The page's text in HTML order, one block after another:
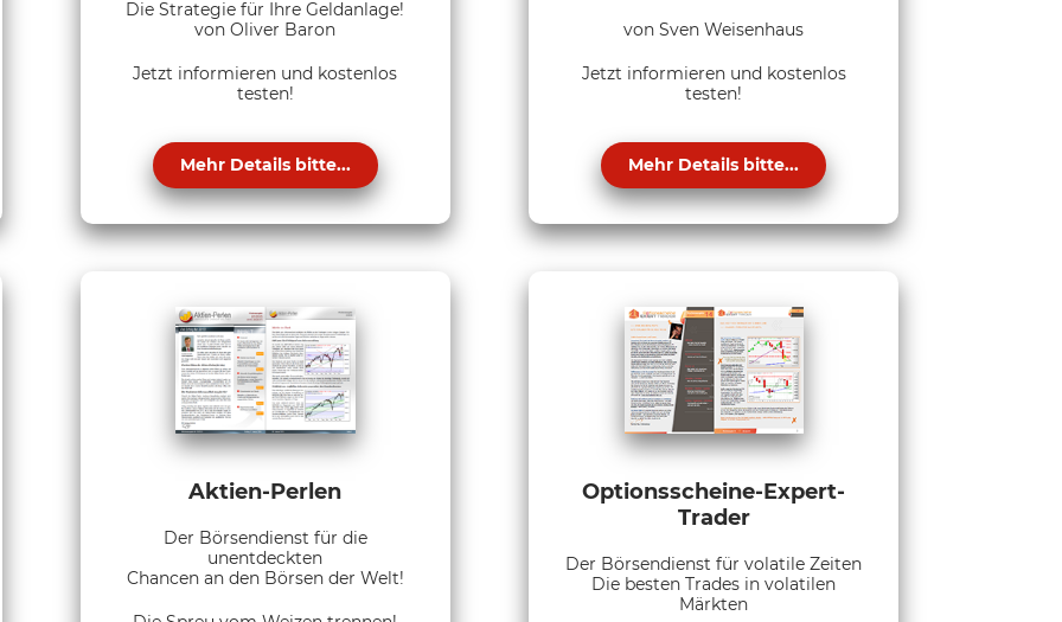
Die Strategie für Ihre Geldanlage!
von Oliver Baron
Jetzt informieren und kostenlos
testen!
Mehr Details bitte...
von Sven Weisenhaus
Jetzt informieren und kostenlos
testen!
Mehr Details bitte...
Aktien-Perlen
Der Börsendienst für die
unentdeckten
Chancen an den Börsen der Welt!
Optionsscheine-Expert-
Trader
Der Börsendienst für volatile Zeiten
Die besten Trades in volatilen
Märkten